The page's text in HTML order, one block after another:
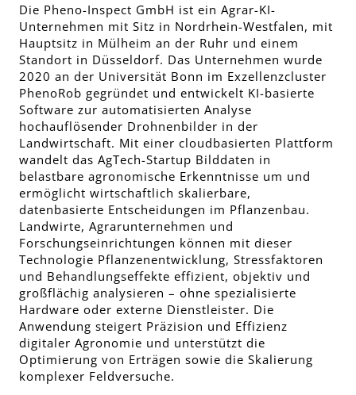
Die Pheno-Inspect GmbH ist ein Agrar-KI-
Unternehmen mit Sitz in Nordrhein-Westfalen, mit
Hauptsitz in Mülheim an der Ruhr und einem
Standort in Düsseldorf. Das Unternehmen wurde
2020 an der Universität Bonn im Exzellenzcluster
PhenoRob gegründet und entwickelt KI-basierte
Software zur automatisierten Analyse
hochauflösender Drohnenbilder in der
Landwirtschaft. Mit einer cloudbasierten Plattform
wandelt das AgTech-Startup Bilddaten in
belastbare agronomische Erkenntnisse um und
ermöglicht wirtschaftlich skalierbare,
datenbasierte Entscheidungen im Pflanzenbau.
Landwirte, Agrarunternehmen und
Forschungseinrichtungen können mit dieser
Technologie Pflanzenentwicklung, Stressfaktoren
und Behandlungseffekte effizient, objektiv und
großflächig analysieren – ohne spezialisierte
Hardware oder externe Dienstleister. Die
Anwendung steigert Präzision und Effizienz
digitaler Agronomie und unterstützt die
Optimierung von Erträgen sowie die Skalierung
komplexer Feldversuche.